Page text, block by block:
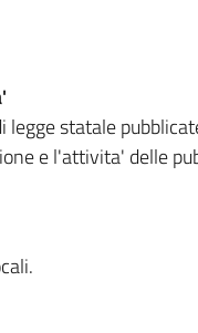
statale
e l'attivita' delle